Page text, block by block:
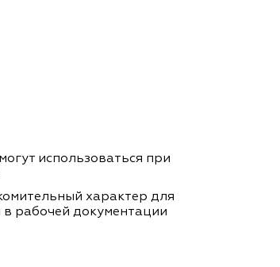
использоваться при
характер для
рабочей документации